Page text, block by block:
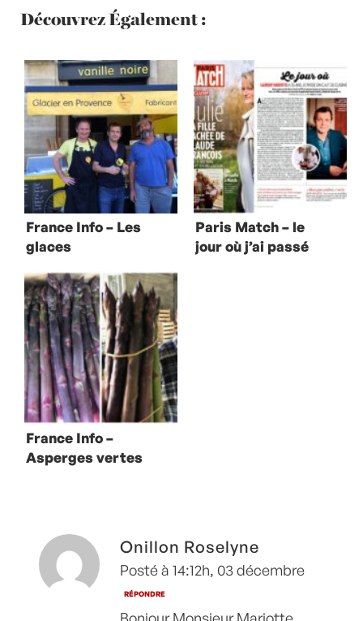
Découvrez Également :
France Info – Les
glaces
Paris Match – le
jour où j’ai passé
France Info –
Asperges vertes
Onillon Roselyne
Posté à 14:12h, 03 décembre
RÉPONDRE